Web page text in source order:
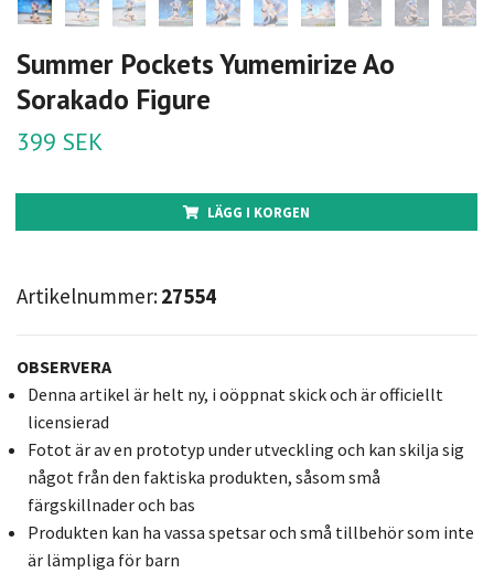
Summer Pockets Yumemirize Ao
Sorakado Figure
399 SEK
LÄGG I KORGEN
Artikelnummer:27554
OBSERVERA
Denna artikel är helt ny, i oöppnat skick och är officiellt
licensierad
Fotot är av en prototyp under utveckling och kan skilja sig
något från den faktiska produkten, såsom små
färgskillnader och bas
Produkten kan ha vassa spetsar och små tillbehör som inte
är lämpliga för barn